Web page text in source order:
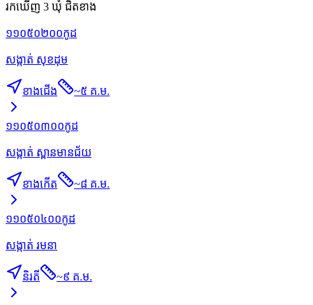
រកឃើញ 3 ឃុំ ជិតខាង
១១០៥០២០០កូដ
សង្កាត់ សុខដុម
ខាងជើង ~៥ គ.ម.
១១០៥០៣០០កូដ
សង្កាត់ ស្ពានមានជ័យ
ខាងកើត ~៨ គ.ម.
១១០៥០៤០០កូដ
សង្កាត់ រមនា
និរតី ~៩ គ.ម.